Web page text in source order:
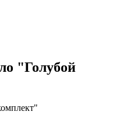
"Голубой